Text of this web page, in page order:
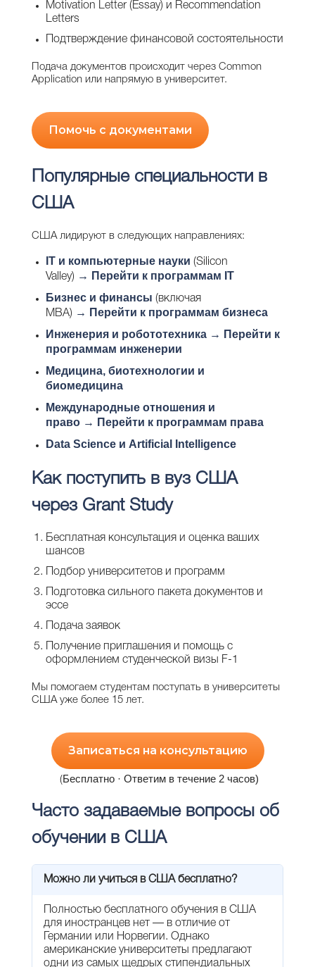
Motivation Letter (Essay) и Recommendation
Letters
Подтверждение финансовой состоятельности
Подача документов происходит через Common
Application или напрямую в университет.
Помочь с документами
Популярные специальности в
США
США лидируют в следующих направлениях:
IT и компьютерные науки (Silicon
Valley) → Перейти к программам IT
Бизнес и финансы (включая
MBA) → Перейти к программам бизнеса
Инженерия и робототехника → Перейти к
программам инженерии
Медицина, биотехнологии и
биомедицина
Международные отношения и
право → Перейти к программам права
Data Science и Artificial Intelligence
Как поступить в вуз США
через Grant Study
Бесплатная консультация и оценка ваших
шансов
Подбор университетов и программ
Подготовка сильного пакета документов и
эссе
Подача заявок
Получение приглашения и помощь с
оформлением студенческой визы F-1
Мы помогаем студентам поступать в университеты
США уже более 15 лет.
Записаться на консультацию
(Бесплатно · Ответим в течение 2 часов)
Часто задаваемые вопросы об
обучении в США
Можно ли учиться в США бесплатно?
Полностью бесплатного обучения в США
для иностранцев нет — в отличие от
Германии или Норвегии. Однако
американские университеты предлагают
одни из самых щедрых стипендиальных